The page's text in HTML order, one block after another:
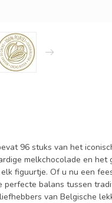
96 stuks van het
melkchocolade en het
figuurtje. Of u nu een
balans tussen
van Belgische